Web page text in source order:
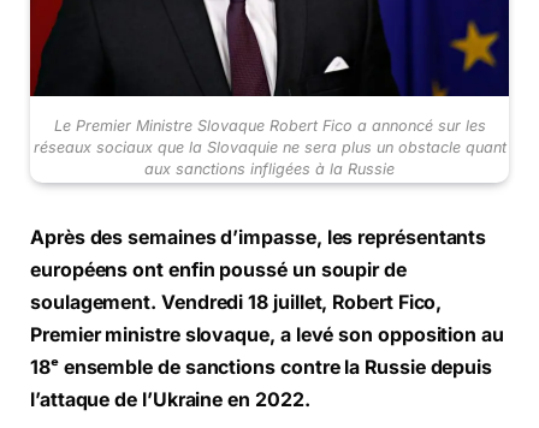
Le Premier Ministre Slovaque Robert Fico a annoncé sur les
réseaux sociaux que la Slovaquie ne sera plus un obstacle quant
aux sanctions infligées à la Russie
Après des semaines d’impasse, les représentants
européens ont enfin poussé un soupir de
soulagement. Vendredi 18 juillet, Robert Fico,
Premier ministre slovaque, a levé son opposition au
18ᵉ ensemble de sanctions contre la Russie depuis
l’attaque de l’Ukraine en 2022.